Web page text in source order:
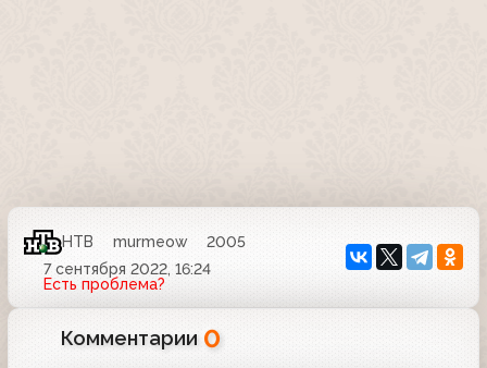
НТВ murmeow
2005
7 сентября 2022, 16:24
Есть проблема?
Комментарии 0